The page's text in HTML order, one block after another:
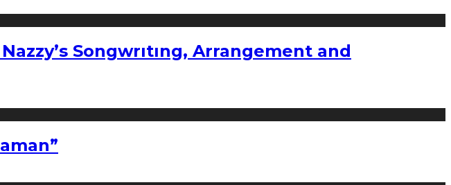
Songwrıtıng, Arrangement and